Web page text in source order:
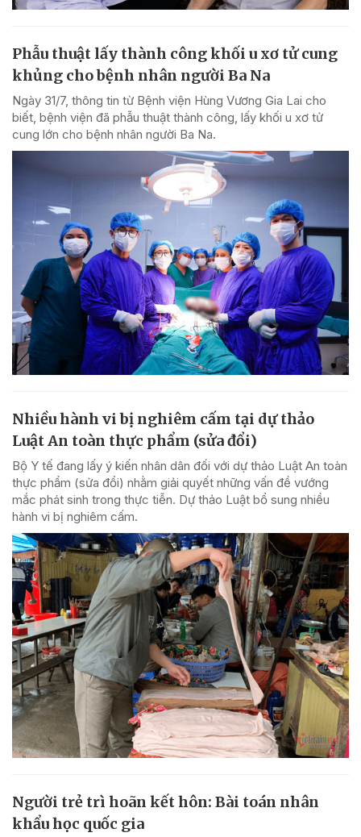
Phẫu thuật lấy thành công khối u xơ tử cung
khủng cho bệnh nhân người Ba Na
Ngày 31/7, thông tin từ Bệnh viện Hùng Vương Gia Lai cho
biết, bệnh viện đã phẫu thuật thành công, lấy khối u xơ tử
cung lớn cho bệnh nhân người Ba Na.
Nhiều hành vi bị nghiêm cấm tại dự thảo
Luật An toàn thực phẩm (sửa đổi)
Bộ Y tế đang lấy ý kiến nhân dân đối với dự thảo Luật An toàn
thực phẩm (sửa đổi) nhằm giải quyết những vấn đề vướng
mắc phát sinh trong thực tiễn. Dự thảo Luật bổ sung nhiều
hành vi bị nghiêm cấm.
Người trẻ trì hoãn kết hôn: Bài toán nhân
khẩu học quốc gia